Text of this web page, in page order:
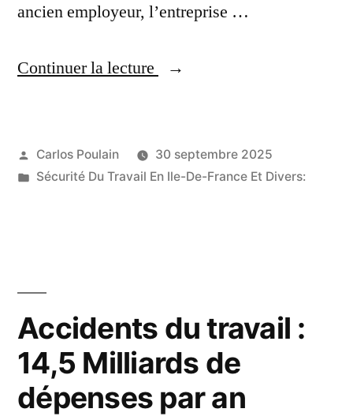
ancien employeur, l’entreprise …
Continuer la lecture
« Accident
:
responsabilité »
Publié
par
Carlos Poulain
30 septembre 2025
Publié
Sécurité Du Travail En Ile-De-France Et Divers:
Accidents du travail :
14,5 Milliards de
dépenses par an